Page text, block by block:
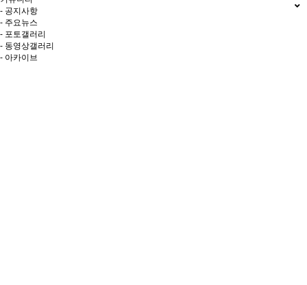
- 공지사항
- 주요뉴스
- 포토갤러리
- 동영상갤러리
- 아카이브